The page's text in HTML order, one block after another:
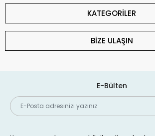
KATEGORİLER
BİZE ULAŞIN
E-Bülten